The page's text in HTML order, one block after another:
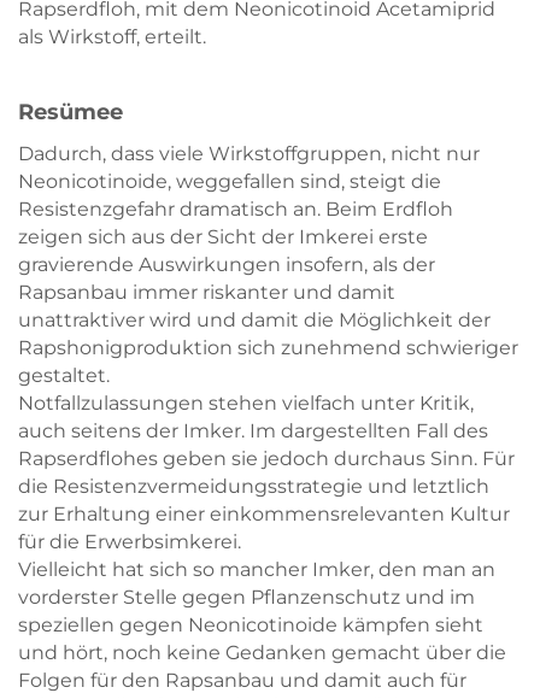
Rapserdfloh, mit dem Neonicotinoid Acetamiprid
als Wirkstoff, erteilt.
Resümee
Dadurch, dass viele Wirkstoffgruppen, nicht nur
Neonicotinoide, weggefallen sind, steigt die
Resistenzgefahr dramatisch an. Beim Erdfloh
zeigen sich aus der Sicht der Imkerei erste
gravierende Auswirkungen insofern, als der
Rapsanbau immer riskanter und damit
unattraktiver wird und damit die Möglichkeit der
Rapshonigproduktion sich zunehmend schwieriger
gestaltet.
Notfallzulassungen stehen vielfach unter Kritik,
auch seitens der Imker. Im dargestellten Fall des
Rapserdflohes geben sie jedoch durchaus Sinn. Für
die Resistenzvermeidungsstrategie und letztlich
zur Erhaltung einer einkommensrelevanten Kultur
für die Erwerbsimkerei.
Vielleicht hat sich so mancher Imker, den man an
vorderster Stelle gegen Pflanzenschutz und im
speziellen gegen Neonicotinoide kämpfen sieht
und hört, noch keine Gedanken gemacht über die
Folgen für den Rapsanbau und damit auch für